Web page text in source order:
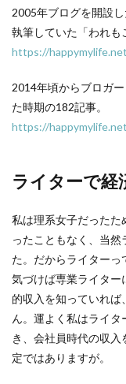
2005年ブログを開設
執筆していた「われも
https://
2014年頃からブロガ
た時期の182記事。
https://
ライターで経
私は理系女子だったた
ったこともなく、当
た。だからライターっ
気づけば専業ライター
的収入を知っていれ
ん。運よく私はライ
き、会社員時代の収
定ではありますが。